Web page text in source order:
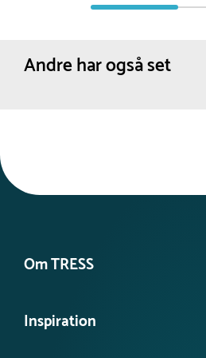
Andre har også set
Om TRESS
Vores historie
Inspiration